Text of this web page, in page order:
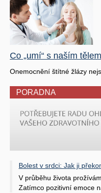
Co „umí“ s naším
Onemocnění štítné žlázy
PORADNA
Bolest v srdci: Jak ji
V průběhu života
Zatímco pozitivní emoce